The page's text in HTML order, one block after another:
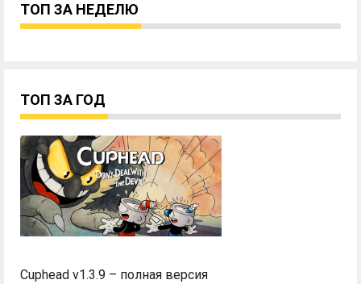
ТОП ЗА НЕДЕЛЮ
ТОП ЗА ГОД
Cuphead v1.3.9 – полная версия